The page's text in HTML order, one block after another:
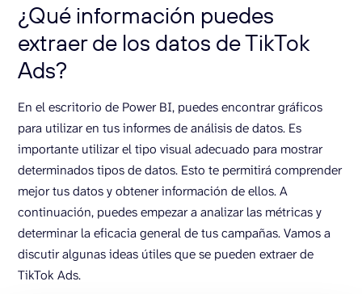
¿Qué información puedes
extraer de los datos de TikTok
Ads?
En el escritorio de Power BI, puedes encontrar gráficos
para utilizar en tus informes de análisis de datos. Es
importante utilizar el tipo visual adecuado para mostrar
determinados tipos de datos. Esto te permitirá comprender
mejor tus datos y obtener información de ellos. A
continuación, puedes empezar a analizar las métricas y
determinar la eficacia general de tus campañas. Vamos a
discutir algunas ideas útiles que se pueden extraer de
TikTok Ads.